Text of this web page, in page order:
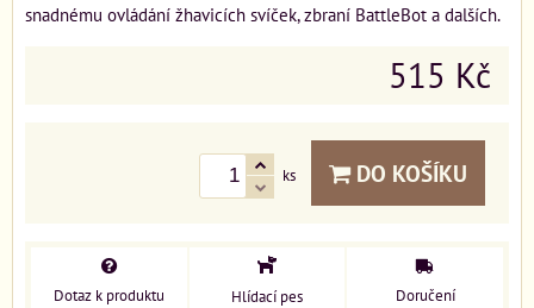
snadnému ovládání žhavicích svíček, zbraní BattleBot a dalších.
515 Kč
ks DO KOŠÍKU
Dotaz k produktu Hlídací pes Doručení